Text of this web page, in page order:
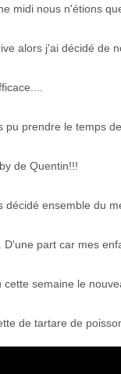
midi nous n'étions
alors j'ai décidé de
pu prendre le temps
de Quentin!!!
décidé ensemble du
D'une part car mes
cette semaine le
de tartare de